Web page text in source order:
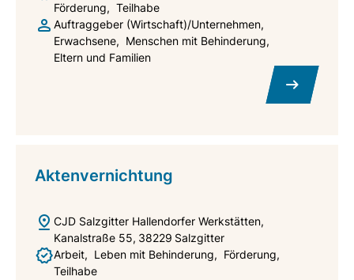
Förderung
Teilhabe
Auftraggeber (Wirtschaft)/Unternehmen
Erwachsene
Menschen mit Behinderung
Eltern und Familien
Aktenvernichtung
CJD Salzgitter Hallendorfer Werkstätten
Kanalstraße 55 38229 Salzgitter
Arbeit
Leben mit Behinderung
Förderung
Teilhabe